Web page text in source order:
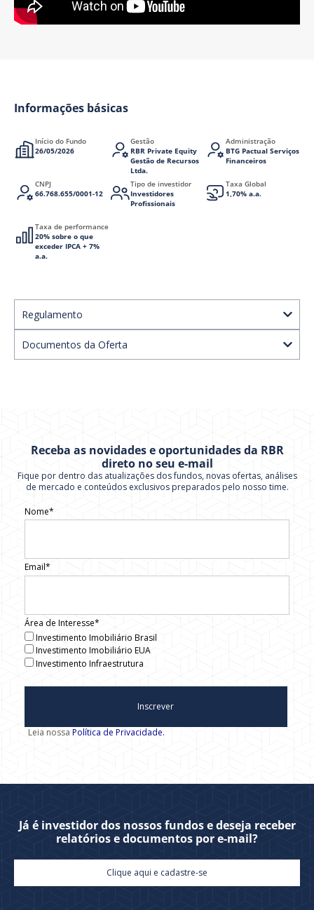
Informações básicas
Início do Fundo
26/05/2026
Gestão
RBR Private Equity
Gestão de Recursos
Ltda.
Administração
BTG Pactual Serviços
Financeiros
CNPJ
66.768.655/0001-12
Tipo de investidor
Investidores
Profissionais
Taxa Global
1,70% a.a.
Taxa de performance
20% sobre o que
exceder IPCA + 7%
a.a.
Regulamento
Documentos da Oferta
Receba as novidades e oportunidades da RBR
direto no seu e-mail
Fique por dentro das atualizações dos fundos, novas ofertas, análises
de mercado e conteúdos exclusivos preparados pelo nosso time.
Nome*
Email*
Área de Interesse*
Investimento Imobiliário Brasil
Investimento Imobiliário EUA
Investimento Infraestrutura
Inscrever
Leia nossa Política de Privacidade.
Já é investidor dos nossos fundos e deseja receber
relatórios e documentos por e-mail?
Clique aqui e cadastre-se